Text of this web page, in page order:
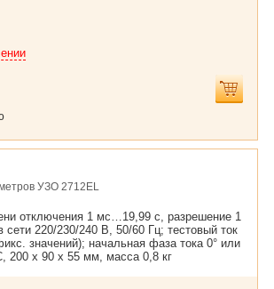
УЗО 2712EL
отключения 1 мс…19,99 с, разрешение 1
сети 220/230/240 В, 50/60 Гц; тестовый ток
значений); начальная фаза тока 0° или
200 х 90 х 55 мм, масса 0,8 кг